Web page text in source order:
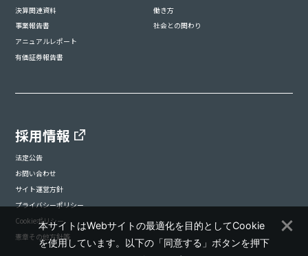
決算関連資料
事業報告書
アニュアルレポート
有価証券報告書
働き方
社会との関わり
採用情報
法定公告
お問い合わせ
サイト運営方針
プライバシーポリシー
Cookieポリシー
憲章その他方針等
本サイトはWebサイトの最適化を目的としてCookie
を使用しています。以下の「同意する」ボタンを押下